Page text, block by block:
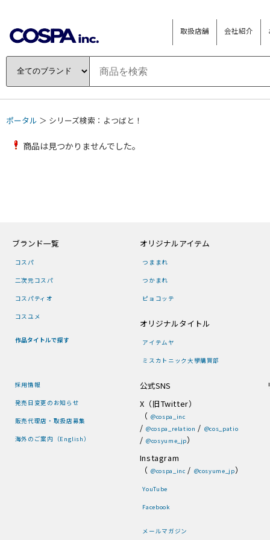
取扱店舗 会社紹介
ポータル ＞ シリーズ検索：よつばと！
商品は見つかりませんでした。
ブランド一覧
コスパ
二次元コスパ
コスパティオ
コスユメ
作品タイトルで探す
オリジナルアイテム
つままれ
つかまれ
ピョコッテ
オリジナルタイトル
アイテムヤ
ミスカトニック大學購買部
採用情報
発売日変更のお知らせ
販売代理店・取扱店募集
海外のご案内（English）
公式SNS
X（旧Twitter）
（ @cospa_inc
/ @cospa_relation / @cos_patio
/ @cosyume_jp）
Instagram
（ @cospa_inc / @cosyume_jp）
YouTube
Facebook
メールマガジン